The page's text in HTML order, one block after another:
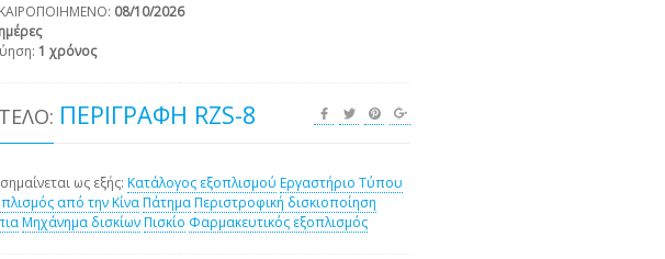
08/10/2026
1 χρόνος
ΠΕΡΙΓΡΑΦΉ RZS-8
ως εξής: Κατάλογος εξοπλισμού Εργαστήριο Τύπου
από την ΚίναΠάτημαΠεριστροφική δισκιοποίηση
Μηχάνημα δισκίωνΠισκίο Φαρμακευτικός εξοπλισμός